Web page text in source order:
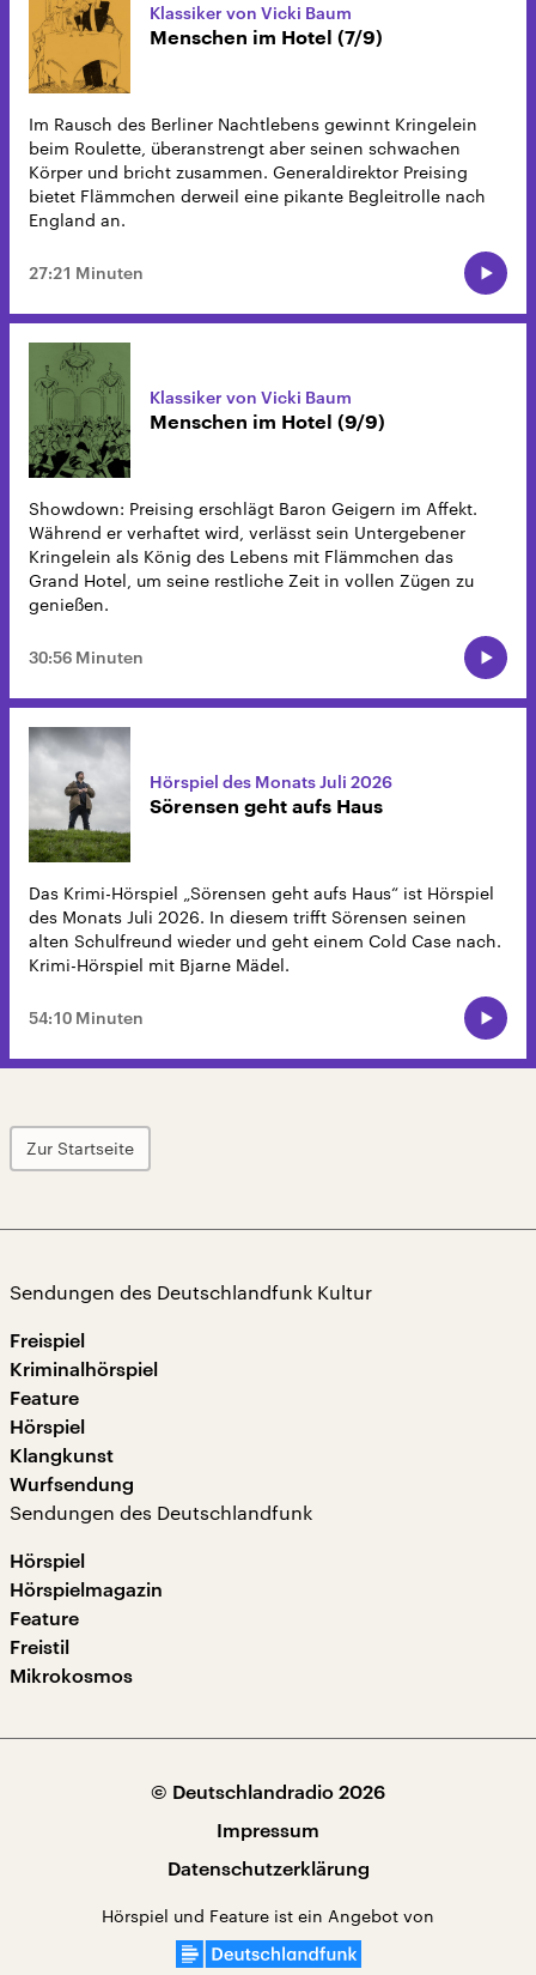
Klassiker von Vicki Baum
Menschen im Hotel (7/9)
Im Rausch des Berliner Nachtlebens gewinnt Kringelein
beim Roulette, überanstrengt aber seinen schwachen
Körper und bricht zusammen. Generaldirektor Preising
bietet Flämmchen derweil eine pikante Begleitrolle nach
England an.
27:21 Minuten
Klassiker von Vicki Baum
Menschen im Hotel (9/9)
Showdown: Preising erschlägt Baron Geigern im Affekt.
Während er verhaftet wird, verlässt sein Untergebener
Kringelein als König des Lebens mit Flämmchen das
Grand Hotel, um seine restliche Zeit in vollen Zügen zu
genießen.
30:56 Minuten
Hörspiel des Monats Juli 2026
Sörensen geht aufs Haus
Das Krimi-Hörspiel „Sörensen geht aufs Haus“ ist Hörspiel
des Monats Juli 2026. In diesem trifft Sörensen seinen
alten Schulfreund wieder und geht einem Cold Case nach.
Krimi-Hörspiel mit Bjarne Mädel.
54:10 Minuten
Zur Startseite
Sendungen des Deutschlandfunk Kultur
Freispiel
Kriminalhörspiel
Feature
Hörspiel
Klangkunst
Wurfsendung
Sendungen des Deutschlandfunk
Hörspiel
Hörspielmagazin
Feature
Freistil
Mikrokosmos
© Deutschlandradio 2026
Impressum
Datenschutzerklärung
Hörspiel und Feature ist ein Angebot von